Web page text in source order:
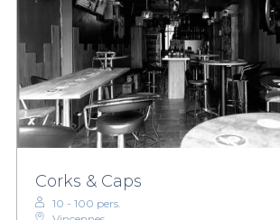
Corks & Caps
10 - 100 pers.